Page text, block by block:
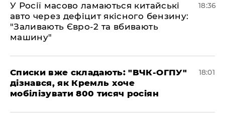
У Росії масово ламаються китайські
авто через дефіцит якісного бензину:
"Заливають Євро-2 та вбивають
машину"
18:36
Списки вже складають: "ВЧК-ОГПУ"
дізнався, як Кремль хоче
мобілізувати 800 тисяч росіян
18:01